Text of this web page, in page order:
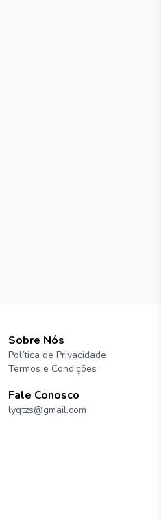
Sobre Nós
Política de Privacidade
Termos e Condições
Fale Conosco
lyqtzs@gmail.com